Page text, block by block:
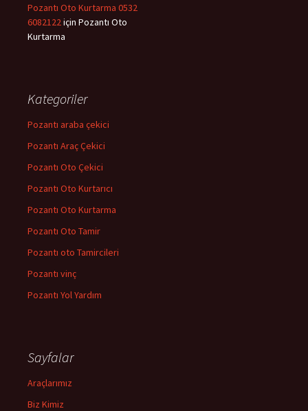
Pozantı Oto Kurtarma 0532
6082122için Pozantı Oto
Kurtarma
Kategoriler
Pozantı araba çekici
Pozantı Araç Çekici
Pozantı Oto Çekici
Pozantı Oto Kurtarıcı
Pozantı Oto Kurtarma
Pozantı Oto Tamir
Pozantı oto Tamircileri
Pozantı vinç
Pozantı Yol Yardım
Sayfalar
Araçlarımız
Biz Kimiz